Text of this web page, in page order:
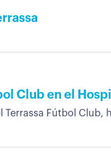
Club en el
Fútbol Club,